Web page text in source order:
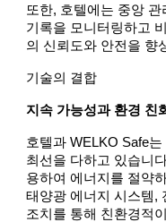
또한, 호텔에는 중앙
기록을 모니터링하고
의 신뢰도와 안전을 향
기술의 결합
지속 가능성과 환경 친
호텔과 WELKO Safe
최선을 다하고 있습니
용하여 에너지를 절약
태양광 에너지 시스템,
조치를 통해 친환경적